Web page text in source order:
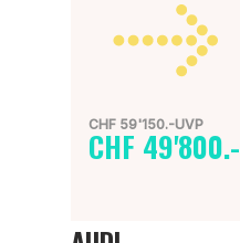
CHF 59'150.-UVP
CHF 49'800.-